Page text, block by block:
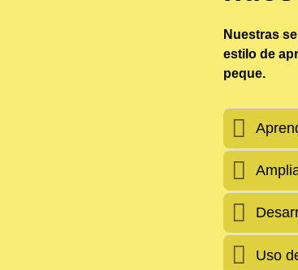
Nuestras
estilo de
peque.
Uso